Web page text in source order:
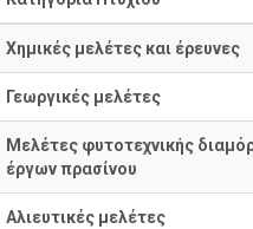
Χημικές μελέτες και έρευνες
Γεωργικές μελέτες
Μελέτες φυτοτεχνικής
έργων πρασίνου
Αλιευτικές μελέτες